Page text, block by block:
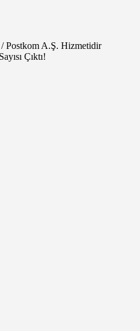
Postkom A.Ş. Hizmetidir
Çıktı!